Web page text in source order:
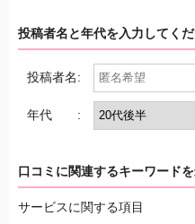
投稿者名と年代を入力してく
投稿者名:
年代 :
口コミに関連するキーワード
サービスに関する項目